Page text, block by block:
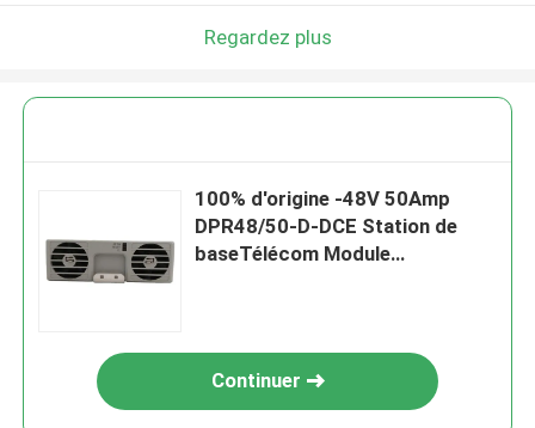
Regardez plus
100% d'origine -48V 50Amp
DPR48/50-D-DCE Station de
baseTélécom Module
Continuer